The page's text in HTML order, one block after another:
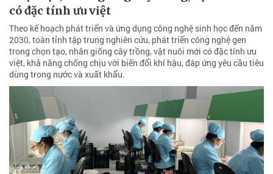
có đặc tính ưu việt
Theo kế hoạch phát triển và ứng dụng công nghệ sinh học đến năm
2030, toàn tỉnh tập trung nghiên cứu, phát triển công nghệ gen
trong chọn tạo, nhân giống cây trồng, vật nuôi mới có đặc tính ưu
việt, khả năng chống chịu với biến đổi khí hậu, đáp ứng yêu cầu tiêu
dùng trong nước và xuất khẩu.